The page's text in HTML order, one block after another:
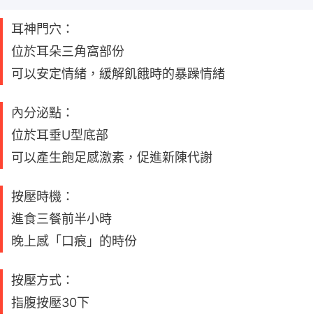
耳神門穴：
位於耳朵三角窩部份
可以安定情緒，緩解飢餓時的暴躁情緒
內分泌點：
位於耳垂U型底部
可以產生飽足感激素，促進新陳代謝
按壓時機：
進食三餐前半小時
晚上感「口痕」的時份
按壓方式：
指腹按壓30下